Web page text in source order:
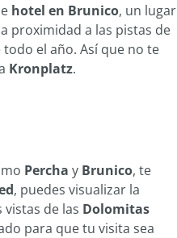
hotel en Brunico, un lugar
proximidad a las pistas de
el año. Así que no te
Kronplatz.
Percha y Brunico, te
, puedes visualizar la
de las Dolomitas
para que tu visita sea